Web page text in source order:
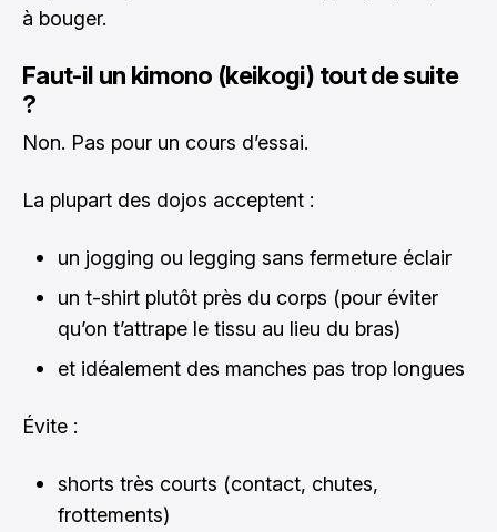
à bouger.
Faut-il un kimono (keikogi) tout de suite
?
Non. Pas pour un cours d’essai.
La plupart des dojos acceptent :
un jogging ou legging sans fermeture éclair
un t-shirt plutôt près du corps (pour éviter
qu’on t’attrape le tissu au lieu du bras)
et idéalement des manches pas trop longues
Évite :
shorts très courts (contact, chutes,
frottements)